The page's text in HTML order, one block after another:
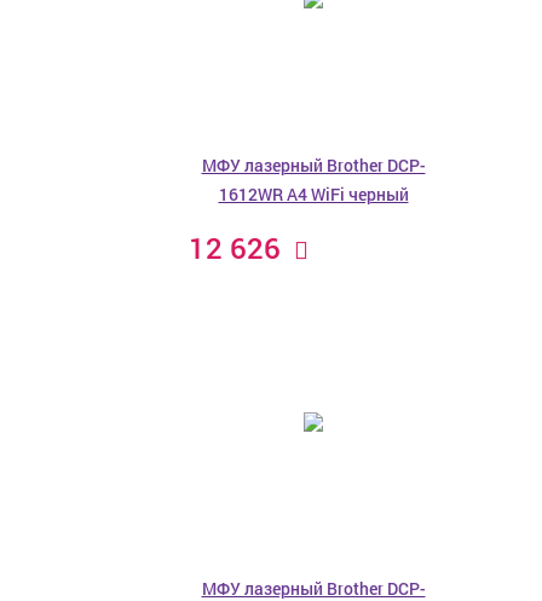
МФУ лазерный Brother DCP-
1612WR A4 WiFi черный
12 626
МФУ лазерный Brother DCP-